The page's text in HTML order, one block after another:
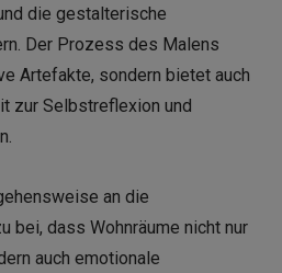
die gestalterische
Der Prozess des Malens
Artefakte, sondern bietet auch
zur Selbstreflexion und
an die
bei, dass Wohnräume nicht nur
auch emotionale